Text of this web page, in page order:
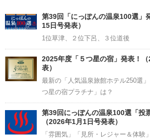
第39回「にっぽんの温泉100選」
15日号発表）
1位草津、２位下呂、３位道後
2025年度「５つ星の宿」発表！
表）
最新の「人気温泉旅館ホテル250選
つ星の宿プラチナ」は？
第39回にっぽんの温泉100選「投
（2026年1月1日号発表）
「雰囲気」「見所・レジャー＆体験